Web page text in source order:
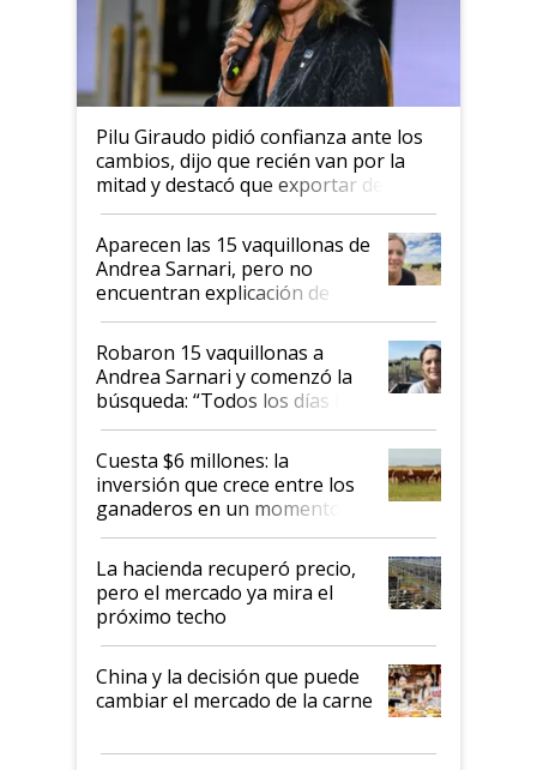
Pilu Giraudo pidió confianza ante los
cambios, dijo que recién van por la
mitad y destacó que exportar dejó de
ser "para unos pocos": "Tenemos un
mandato muy claro del gobierno
nacional"
Aparecen las 15 vaquillonas de
Andrea Sarnari, pero no
encuentran explicación de
cómo llegaron allí
Robaron 15 vaquillonas a
Andrea Sarnari y comenzó la
búsqueda: “Todos los días le
toca a algún productor”
Cuesta $6 millones: la
inversión que crece entre los
ganaderos en un momento
histórico para la actividad
La hacienda recuperó precio,
pero el mercado ya mira el
próximo techo
China y la decisión que puede
cambiar el mercado de la carne